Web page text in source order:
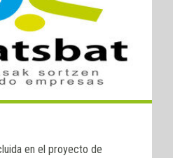
en el proyecto de